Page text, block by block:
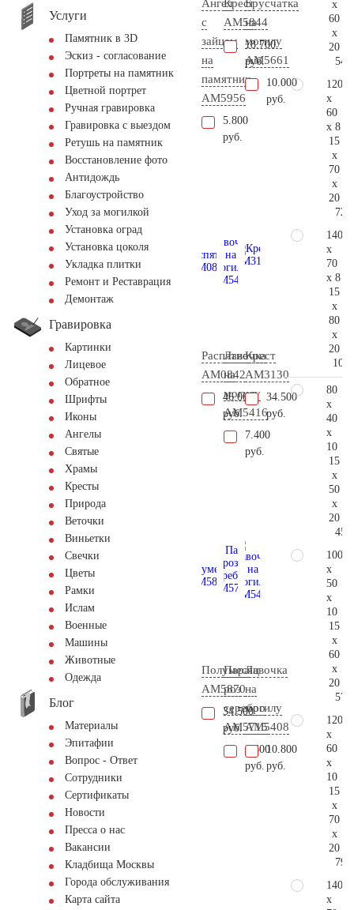
Услуги
Памятник в 3D
Эскиз - согласование
Портреты на памятник
Цветной портрет
Ручная гравировка
Гравировка с выездом
Ретушь на памятник
Восстановление фото
Антидождь
Благоустройство
Уход за могилкой
Установка оград
Установка цоколя
Укладка плитки
Ремонт и Реставрация
Демонтаж
Гравировка
Картинки
Лицевое
Обратное
Шрифты
Иконы
Ангелы
Святые
Храмы
Кресты
Природа
Веточки
Виньетки
Свечки
Цветы
Рамки
Ислам
Военные
Машины
Животные
Одежда
Блог
Материалы
Эпитафии
Вопрос - Ответ
Сотрудники
Сертификаты
Новости
Пресса о нас
Вакансии
Кладбища Москвы
Города обслуживания
Карта сайта
Ангел
с
зайцем
на
памятник
AM5956
5.800
руб.
Крест
AM5844
18.700
руб.
Брусчатка
на
могилу
AM5661
10.000
руб.
Распятие
AM0842
46.000
руб.
Лавочка
на
могилу
AM5416
7.400
руб.
Крест
AM3130
34.500
руб.
Полумесяц
AM5870
34.500
руб.
Пара
роз
серебро
AM5715
8.600
руб.
Лавочка
на
могилу
AM5408
10.800
руб.
x
60
x
20
120
x
60
x 8
15
x
70
x
20
140
x
70
x 8
15
x
80
x
20
80
x
40
x
10
15
x
50
x
20
100
x
50
x
10
15
x
60
x
20
120
x
60
x
10
15
x
70
x
20
140
x